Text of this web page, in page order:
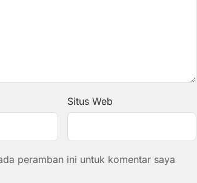
Situs Web
peramban ini untuk komentar saya